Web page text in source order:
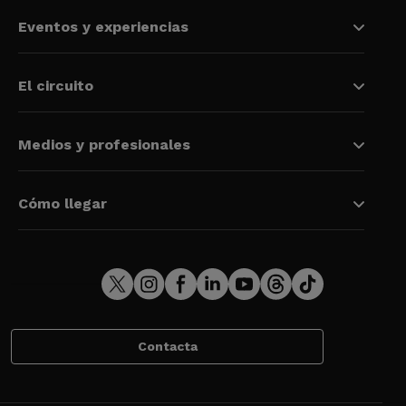
Eventos y experiencias
El circuito
Medios y profesionales
Cómo llegar
Contacta